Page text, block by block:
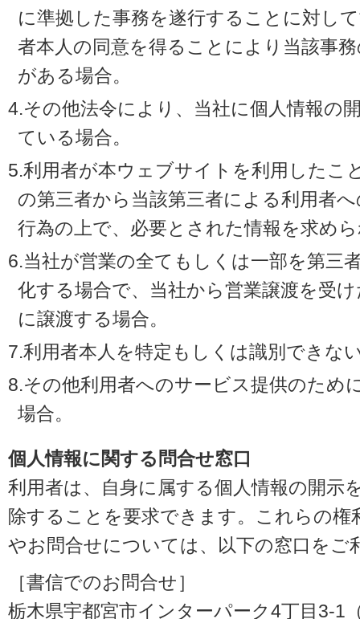
に準拠した事務を遂行することに対し
者本人の同意を得ることにより当該事
がある場合。
4.その他法令により、当社に個人情報の
ている場合。
5.利用者が本ウェブサイトを利用したこ
の第三者から当該第三者による利用者
行為の上で、必要とされた情報を求め
6.当社が営業の全てもしくは一部を第三
化する場合で、当社から営業譲渡を受
に譲渡する場合。
7.利用者本人を特定もしくは識別できな
8.その他利用者へのサービス提供のため
場合。
個人情報に関する問合せ窓口
利用者は、自身に属する個人情報の開示
除することを要求できます。これらの権
やお問合せについては、以下の窓口をご
［書信でのお問合せ］
栃木県宇都宮市インターパーク4丁目3-1